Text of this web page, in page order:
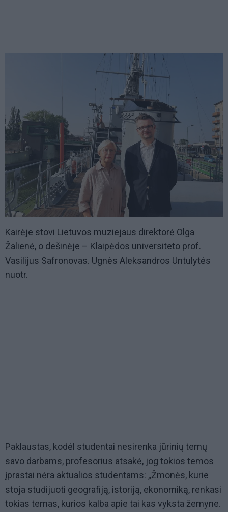
Kairėje stovi Lietuvos muziejaus direktorė Olga
Žalienė, o dešinėje – Klaipėdos universiteto prof.
Vasilijus Safronovas. Ugnės Aleksandros Untulytės
nuotr.
Paklaustas, kodėl studentai nesirenka jūrinių temų
savo darbams, profesorius atsakė, jog tokios temos
įprastai nėra aktualios studentams: „Žmonės, kurie
stoja studijuoti geografiją, istoriją, ekonomiką, renkasi
tokias temas, kurios kalba apie tai kas vyksta žemyne.